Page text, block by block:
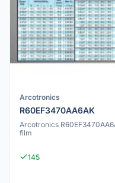
Arcotronics
R60EF3470AA6AK
Arcotronics
film
145